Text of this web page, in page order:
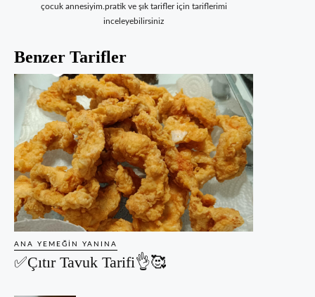
çocuk annesiyim.pratik ve şık tarifler için tariflerimi
inceleyebilirsiniz
Benzer Tarifler
ANA YEMEĞIN YANINA
✅Çıtır Tavuk Tarifi👌🥰